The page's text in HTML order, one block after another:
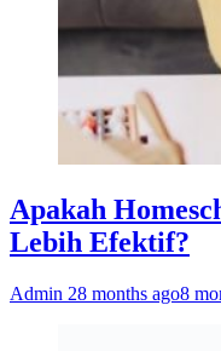
Apakah
Lebih Efektif?
Admin 28 months ago8